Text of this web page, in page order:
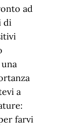
ad
di
a
farvi